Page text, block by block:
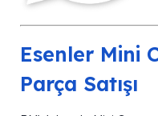
Esenler Mini
Parça Satışı